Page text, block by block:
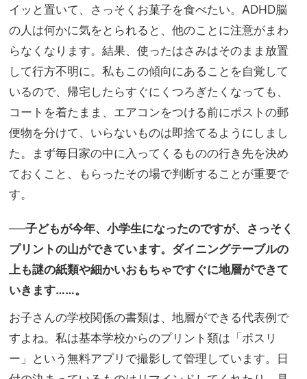
イッと置いて、さっそくお菓子を食べたい。ADHD脳
の人は何かに気をとられると、他のことに注意がまわ
らなくなります。結果、使ったはさみはそのまま放置
して行方不明に。私もこの傾向にあることを自覚して
いるので、帰宅したらすぐにくつろぎたくなっても、
コートを着たまま、エアコンをつける前にポストの郵
便物を分けて、いらないものは即捨てるようにしまし
た。まず毎日家の中に入ってくるものの行き先を決め
ておくこと、もらったその場で判断することが重要で
す。
──子どもが今年、小学生になったのですが、さっそく
プリントの山ができています。ダイニングテーブルの
上も謎の紙類や細かいおもちゃですぐに地層ができて
いきます……。
お子さんの学校関係の書類は、地層ができる代表例で
すよね。私は基本学校からのプリント類は「ポスリ
ー」という無料アプリで撮影して管理しています。日